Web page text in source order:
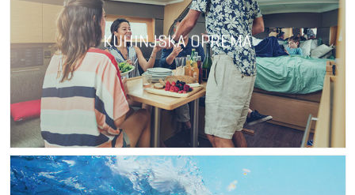
KUHINJSKA OPREMA